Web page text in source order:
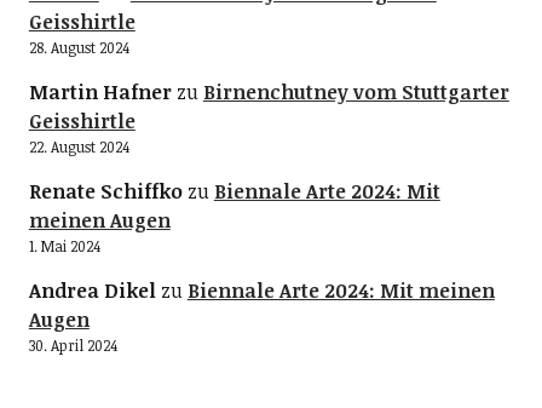
Geisshirtle
28. August 2024
Martin Hafnerzu Birnenchutney vom Stuttgarter
Geisshirtle
22. August 2024
Renate Schiffkozu Biennale Arte 2024: Mit
meinen Augen
1. Mai 2024
Andrea Dikelzu Biennale Arte 2024: Mit meinen
Augen
30. April 2024